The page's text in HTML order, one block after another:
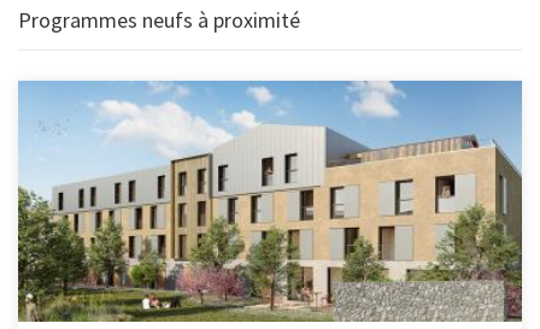
Programmes neufs à proximité